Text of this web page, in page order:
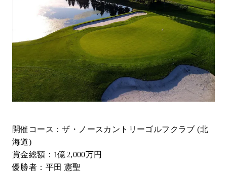
開催コース：ザ・ノースカントリーゴルフクラブ (北
海道)
賞金総額：1億2,000万円
優勝者：平田 憲聖